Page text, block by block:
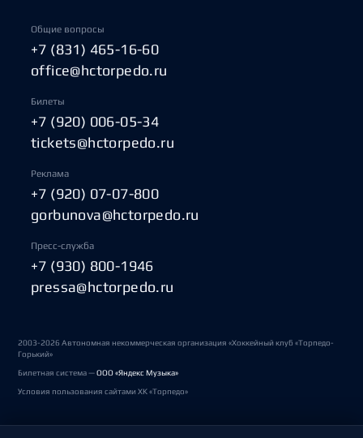
Общие вопросы
+7 (831) 465-16-60
office@hctorpedo.ru
Билеты
+7 (920) 006-05-34
tickets@hctorpedo.ru
Реклама
+7 (920) 07-07-800
gorbunova@hctorpedo.ru
Пресс-служба
+7 (930) 800-1946
pressa@hctorpedo.ru
2003-2026 Автономная некоммерческая организация «Хоккейный клуб «Торпедо-
Горький»
Билетная система —ООО «Яндекс Музыка»
Условия пользования сайтами ХК «Торпедо»